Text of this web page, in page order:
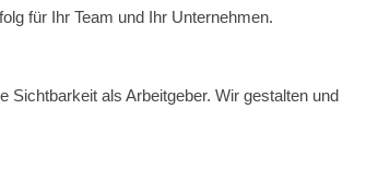
für Ihr Team und Ihr Unternehmen.
Sichtbarkeit als Arbeitgeber. Wir gestalten und